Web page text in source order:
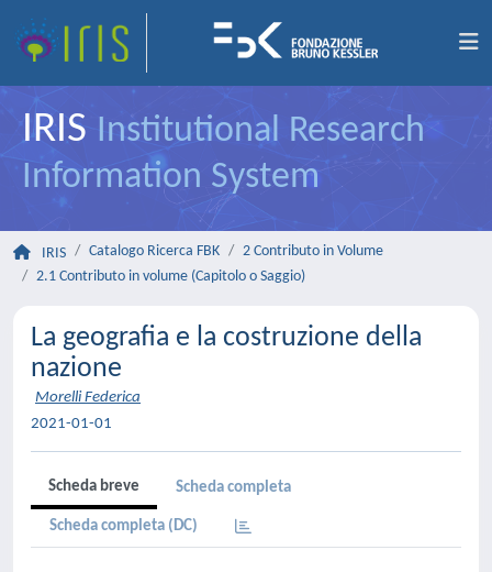
IRIS Institutional Research
Information System
IRIS Catalogo Ricerca FBK
2 Contributo in Volume
2.1 Contributo in volume (Capitolo o Saggio)
La geografia e la costruzione della
nazione
Morelli Federica
2021-01-01
Scheda breve Scheda completa
Scheda completa (DC)